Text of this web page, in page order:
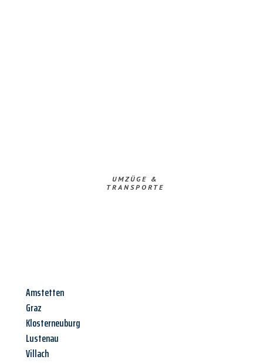
UMZÜGE &
TRANSPORTE
Amstetten
Graz
Klosterneuburg
Lustenau
Villach